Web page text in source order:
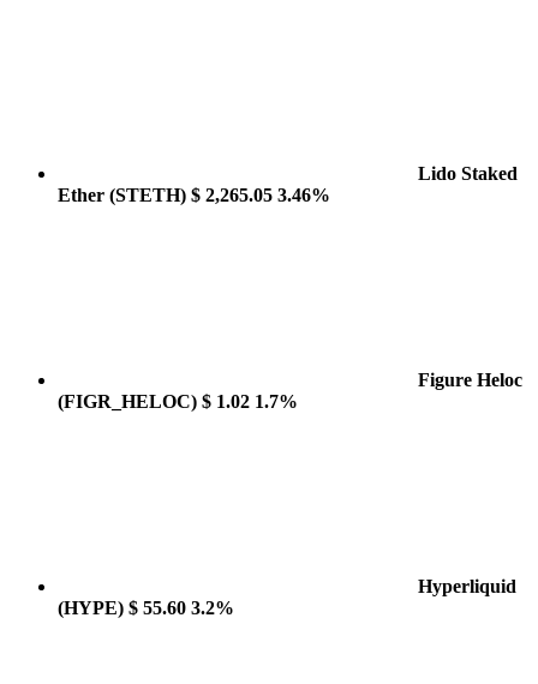
Lido Staked
Ether (STETH) $ 2,265.05 3.46%
Figure Heloc
(FIGR_HELOC) $ 1.02 1.7%
Hyperliquid
(HYPE) $ 55.60 3.2%